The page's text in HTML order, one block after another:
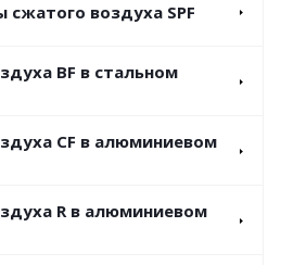
воздуха SPF
BF в стальном
CF в алюминиевом
R в алюминиевом